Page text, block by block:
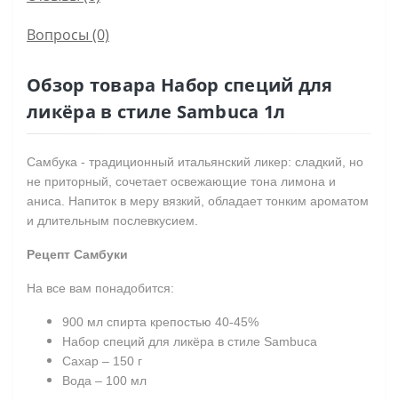
Вопросы (0)
Обзор товара Набор специй для
ликёра в стиле Sambuca 1л
Самбука - традиционный итальянский ликер: сладкий, но
не приторный, сочетает освежающие тона лимона и
аниса. Напиток в меру вязкий, обладает тонким ароматом
и длительным послевкусием.
Рецепт Самбуки
На все вам понадобится:
900 мл спирта крепостью 40-45%
Набор специй для ликёра в стиле Sambuca
Сахар – 150 г
Вода – 100 мл